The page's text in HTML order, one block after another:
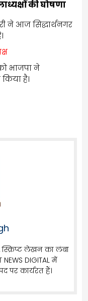
की घोषणा
ने आज सिद्धार्थनगर
भाजपा ने
है।
लेखन का लंबा
DIGITAL में
पर कार्यरत हैं।